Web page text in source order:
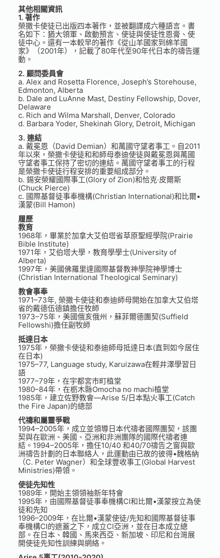
其他相關資訊
1. 著作
榮撒卡使徒已出版四本著作，並被翻譯成六種語言。書
名如下：猶大領軍、啟動預言、使徒與使徒性恩膏、使
徒中心。還有一本較早的著作《從山羊國家到綿羊國
家》（2001年），記載了80年代至90年代日本的禱告運
動。
2. 顧問委員會
a. Alex and Rosetta Florence, Joseph’s Storehouse,
Edmonton, Alberta
b. Dale and LuAnne Mast, Destiny Fellowship, Dover,
Delaware
c. Rich and Wilma Marshall, Denver, Colorado
d. Barbara Yoder, Shekinah Glory, Detroit, Michigan
3. 連結
a. 戴冕恩（David Demian）和萬國守望者事工。自2011
年以來，榮撒卡使徒和和師母泰迪使徒與戴冕恩與萬國
守望者事工保持了密切的連結。萬國守望者事工的行程
是榮撒卡使徒行程安排的重要組成部分。
b. 錫安榮耀國際事工(Glory of Zion)和恰克‧皮爾斯
(Chuck Pierce)
c. 國際基督徒事奉機構(Christian International)和比爾•
漢蒙(Bill Hamon)
履歷
教育
1968年，畢業於加拿大艾伯塔省草原聖經學院(Prairie
Bible Institute)
1971年，艾伯塔大學，教育學學士(University of
Alberta)
1997年，美國佛羅里達國際基督教神學院神學博士
(Christian International Theological Seminary)
教會事奉
1971–73年, 榮撒卡使徒和泰迪師母開始在加拿大艾伯塔
省的戴德伍德鎮擔任牧師
1973–75年，美國俄亥俄州，蘇菲爾德團契(Suffield
Fellowshi)擔任副牧師
抵達日本
1975年，榮撒卡使徒和泰迪師母抵達日本(直到如今居住
在日本)
1975–77, Language study, Karuizawa在輕井澤學習日
語
1977–79年，在宇都宮市町植堂
1980–84年，在栃木縣Omocha no machi植堂
1985年，建立佐野教會—Arise 5/日本點火事工(Catch
the Fire Japan)的總部
代禱和屬靈爭戰
1994–2005年，成立並領導日本代禱者國際團契，該團
契與在歐洲、美國、亞洲和非洲團隊的國際代禱者連
結。1994–2005年，擔任10/40 和40/70禱告之窗與歐
洲禱告計劃的日本聯絡人，此運動由已故的彼得•魏格納
（C. Peter Wagner）和全球豐收事工(Global Harvest
Ministries)帶領。
使徒先知性
1989年，開始主領領袖新年特會
1995年，由國際基督徒事奉機構CI和比爾•漢蒙按立為使
徒和先知
1996–2009年，在比爾•漢蒙使徒/先知和國際基督徒事
奉機構CI的遮蓋之下，成立CI亞洲，並在日本成立總
部。在日本、韓國、馬來西亞、新加坡、印尼和台灣展
開使徒先知性訓練與網絡。